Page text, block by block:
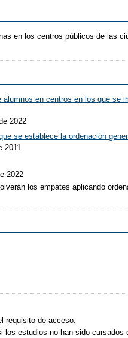
en los centros públicos de las
en centros en los que
2022
se establece la ordenación
2011
2022
los empates aplicando
requisito de acceso.
los estudios no han sido cursados